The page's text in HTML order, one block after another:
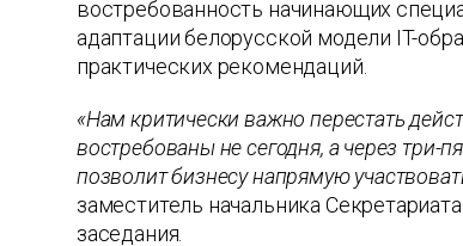
востребованность начинающих
адаптации белорусской модели IT-
практических рекомендаций.
«Нам критически важно перестать
востребованы не сегодня, а через три-
позволит бизнесу напрямую
заместитель начальника
заседания.